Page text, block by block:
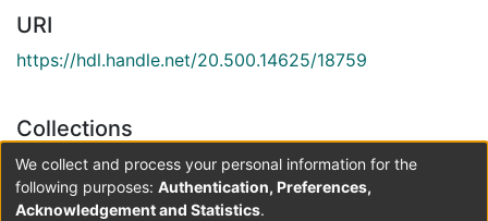
URI
https://hdl.handle.net/20.500.14625/18759
Collections
Ingeniería Agronómica
Full item page
We collect and process your personal information for the
following purposes: Authentication, Preferences,
Acknowledgement and Statistics.